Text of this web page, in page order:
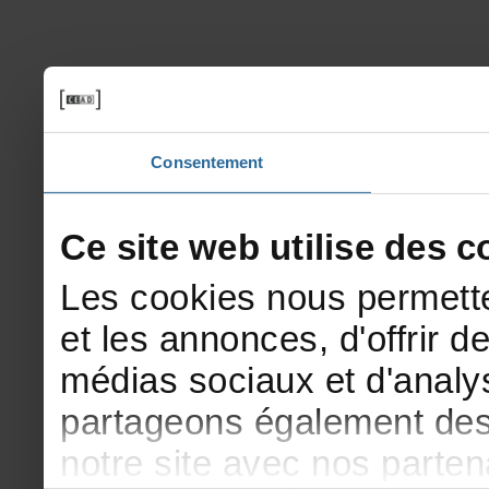
Consentement